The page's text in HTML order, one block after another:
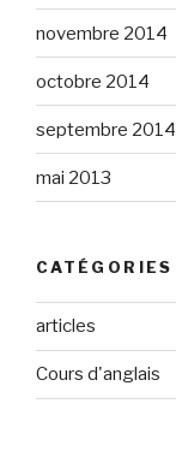
novembre 2014
octobre 2014
septembre 2014
mai 2013
CATÉGORIES
articles
Cours d'anglais